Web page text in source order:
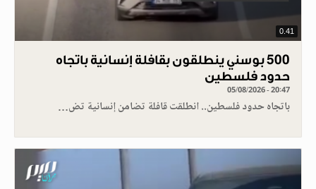
0.41
500 بوسني ينطلقون بقافلة إنسانية باتجاه
حدود فلسطين
05/08/2026 - 20:47
باتجاه حدود فلسطين.. انطلقت قافلة تضامن إنسانية تض…